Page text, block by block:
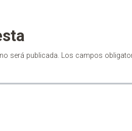
será publicada. Los campos